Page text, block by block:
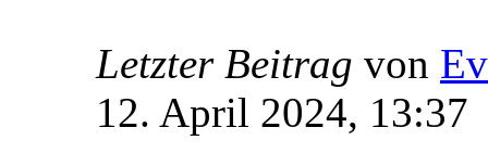
Letzter Beitrag von
12. April 2024, 13:37